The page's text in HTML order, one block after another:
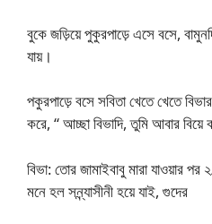
বুকে জড়িয়ে পুকুরপাড়ে এসে বসে,
যায়।
পকুরপাড়ে বসে সবিতা খেতে খেতে
করে, “ আচ্ছা বিভাদি, তুমি আবার বিয়ে
বিভা: তোর জামাইবাবু মারা যাওয়ার
মনে হল সন্ন্যাসীনী হয়ে যাই, গুদের